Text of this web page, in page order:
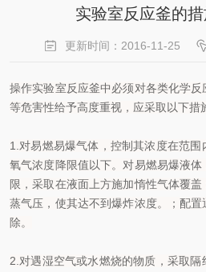
实验室反应釜的
更新时间：2016-11-25
操作实验室反应釜中必须对各类化学
等危害性给予高度重视，应采取以下措
1.对易燃易爆气体，控制其浓度在范
氧气浓度降限值以下。对易燃易爆液
限，采取在液面上方施加惰性气体覆
蒸气压，使其达不到爆炸浓度。；配
除。
2.对遇湿空气或水燃烧的物质，采取